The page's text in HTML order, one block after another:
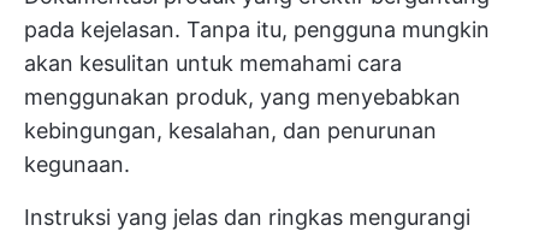
pada kejelasan. Tanpa itu, pengguna mungkin
akan kesulitan untuk memahami cara
menggunakan produk, yang menyebabkan
kebingungan, kesalahan, dan penurunan
kegunaan.
Instruksi yang jelas dan ringkas mengurangi